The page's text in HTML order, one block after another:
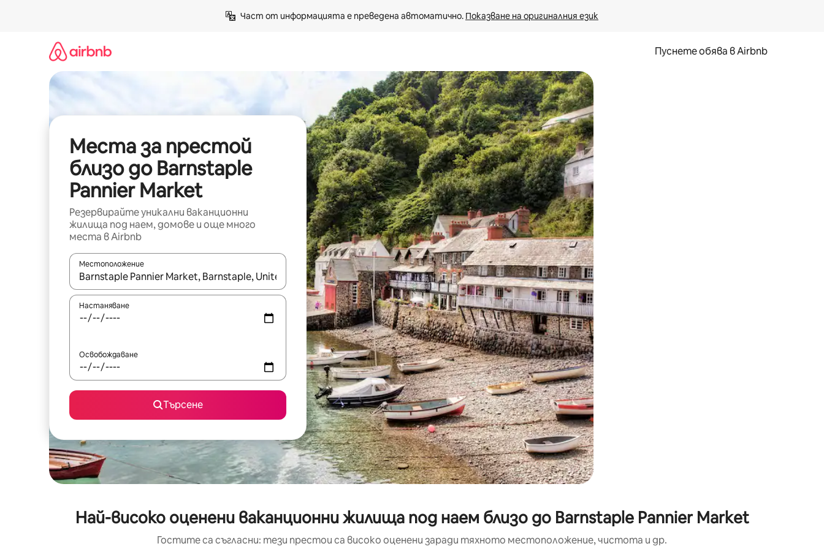
Част от информацията е преведена автоматично. Показване на оригиналния език
Пуснете обява в Airbnb
Места за престой
близо до Barnstaple
Pannier Market
Резервирайте уникални ваканционни
жилища под наем, домове и още много
места в Airbnb
Местоположение
Когато резултатите се покажат, използвайте клавишите със стрелки нагоре и надолу или навигирайте с докосване или плъзгане.
Настаняване
Освобождаване
Търсене
Най-високо оценени ваканционни жилища под наем близо до Barnstaple Pannier Market
Гостите са съгласни: тези престои са високо оценени заради тяхното местоположение, чистота и др.